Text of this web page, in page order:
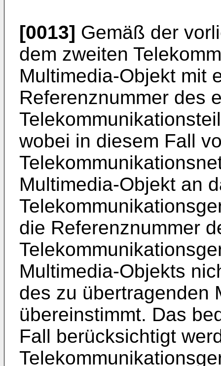
[0013] Gemäß der
dem zweiten
Multimedia-Objekt mit
Referenznummer des
wobei in diesem Fall
Multimedia-Objekt an
die Referenznummer
Multimedia-Objekts
des zu übertragenden
übereinstimmt. Das
Fall berücksichtigt